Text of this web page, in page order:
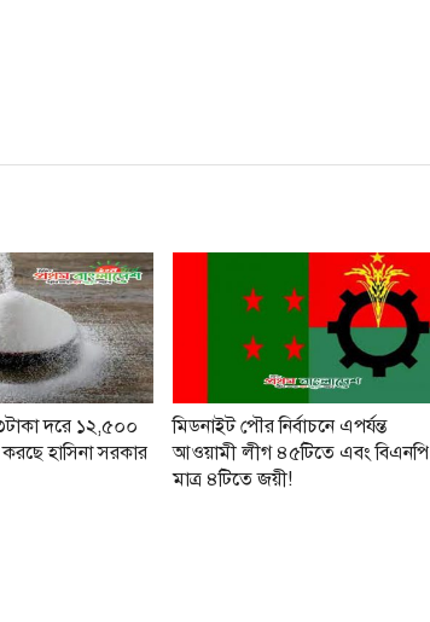
দরে ১২,৫০০
হাসিনা সরকার
মিডনাইট পৌর নির্বাচনে এপর্যন্ত
আওয়ামী লীগ ৪৫টিতে এবং বিএনপি
মাত্র ৪টিতে জয়ী!